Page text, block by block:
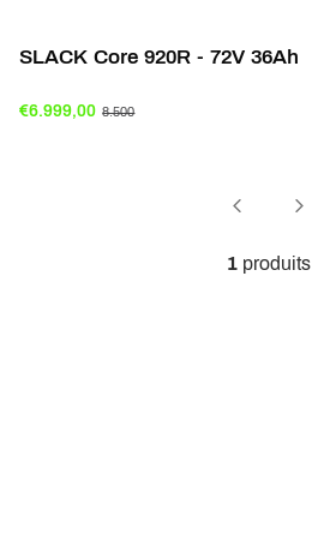
SLACK Core 920R - 72V 36Ah
€6.999,00 8.500
1 produits